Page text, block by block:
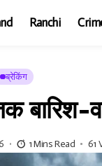
Ranchi
ब्रेकिंग
बारिश-
1 Mins Read 61